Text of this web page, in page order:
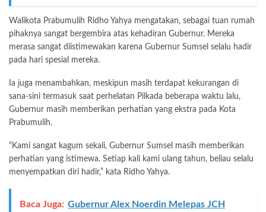
Walikota Prabumulih Ridho Yahya mengatakan, sebagai tuan rumah
pihaknya sangat bergembira atas kehadiran Gubernur. Mereka
merasa sangat diistimewakan karena Gubernur Sumsel selalu hadir
pada hari spesial mereka.
Ia juga menambahkan, meskipun masih terdapat kekurangan di
sana-sini termasuk saat perhelatan Pilkada beberapa waktu lalu,
Gubernur masih memberikan perhatian yang ekstra pada Kota
Prabumulih.
“Kami sangat kagum sekali, Gubernur Sumsel masih memberikan
perhatian yang istimewa. Setiap kali kami ulang tahun, beliau selalu
menyempatkan diri hadir,” kata Ridho Yahya.
Baca Juga: Gubernur Alex Noerdin Melepas JCH